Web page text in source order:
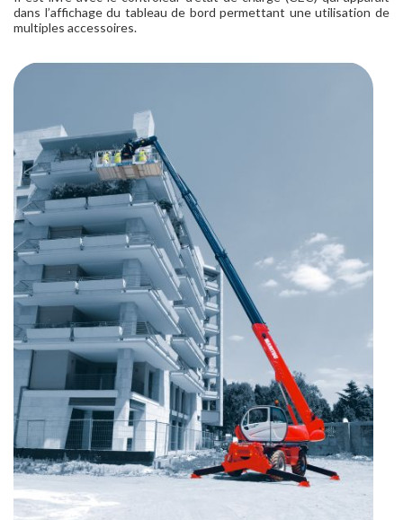
dans l’affichage du tableau de bord permettant une utilisation de
multiples accessoires.